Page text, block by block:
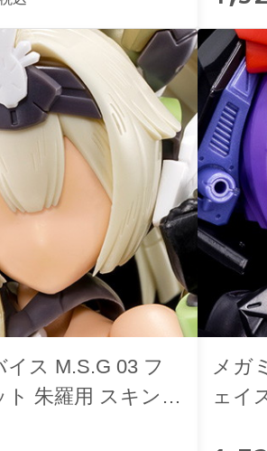
イス M.S.G 03 フ
ト 朱羅用 スキンカ
メガ
ェイ